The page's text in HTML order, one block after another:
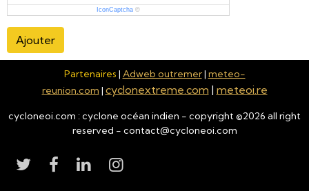
IconCaptcha ©
Ajouter
Partenaires | Adweb outremer| meteo-
reunion.com | cyclonextreme.com | meteoi.re
cycloneoi.com : cyclone océan indien - copyright ©2026 all right
reserved - contact@cycloneoi.com